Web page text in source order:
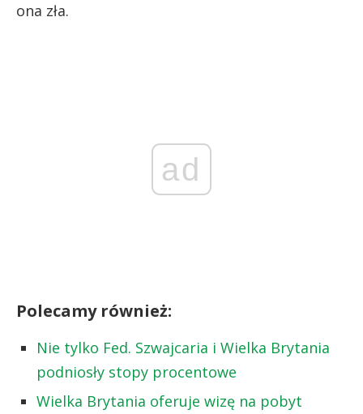
ona zła.
ad
Polecamy również:
Nie tylko Fed. Szwajcaria i Wielka Brytania
podniosły stopy procentowe
Wielka Brytania oferuje wizę na pobyt